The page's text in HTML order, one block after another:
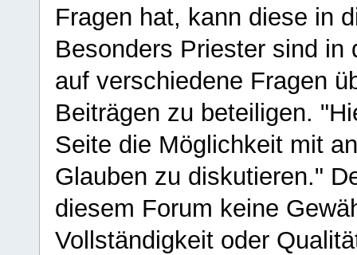
Fragen hat, kann diese in
Besonders Priester sind in
auf verschiedene Fragen
Beiträgen zu beteiligen.
Seite die Möglichkeit mit
Glauben zu diskutieren."
diesem Forum keine
Vollständigkeit oder